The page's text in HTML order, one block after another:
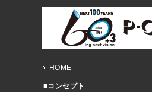
HOME
■コンセプト